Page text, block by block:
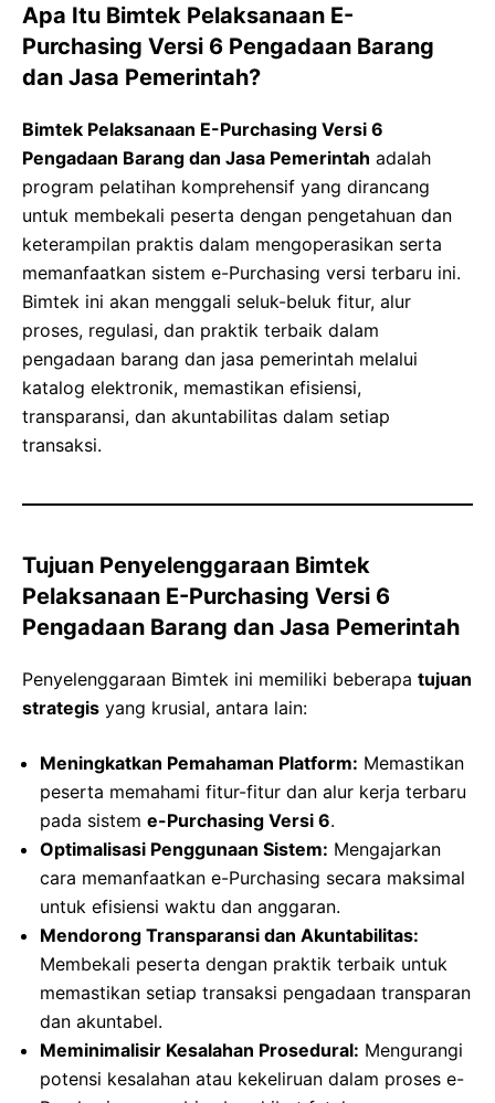
Apa Itu Bimtek Pelaksanaan E-
Purchasing Versi 6 Pengadaan Barang
dan Jasa Pemerintah?
Bimtek Pelaksanaan E-Purchasing Versi 6
Pengadaan Barang dan Jasa Pemerintah adalah
program pelatihan komprehensif yang dirancang
untuk membekali peserta dengan pengetahuan dan
keterampilan praktis dalam mengoperasikan serta
memanfaatkan sistem e-Purchasing versi terbaru ini.
Bimtek ini akan menggali seluk-beluk fitur, alur
proses, regulasi, dan praktik terbaik dalam
pengadaan barang dan jasa pemerintah melalui
katalog elektronik, memastikan efisiensi,
transparansi, dan akuntabilitas dalam setiap
transaksi.
Tujuan Penyelenggaraan Bimtek
Pelaksanaan E-Purchasing Versi 6
Pengadaan Barang dan Jasa Pemerintah
Penyelenggaraan Bimtek ini memiliki beberapa tujuan
strategis yang krusial, antara lain:
Meningkatkan Pemahaman Platform: Memastikan
peserta memahami fitur-fitur dan alur kerja terbaru
pada sistem e-Purchasing Versi 6.
Optimalisasi Penggunaan Sistem: Mengajarkan
cara memanfaatkan e-Purchasing secara maksimal
untuk efisiensi waktu dan anggaran.
Mendorong Transparansi dan Akuntabilitas:
Membekali peserta dengan praktik terbaik untuk
memastikan setiap transaksi pengadaan transparan
dan akuntabel.
Meminimalisir Kesalahan Prosedural: Mengurangi
potensi kesalahan atau kekeliruan dalam proses e-